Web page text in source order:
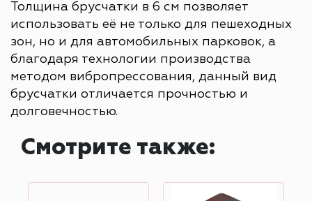
Толщина брусчатки в 6 см позволяет
использовать её не только для пешеходных
зон, но и для автомобильных парковок, а
благодаря технологии производства
методом вибропрессования, данный вид
брусчатки отличается прочностью и
долговечностью.
Смотрите также: